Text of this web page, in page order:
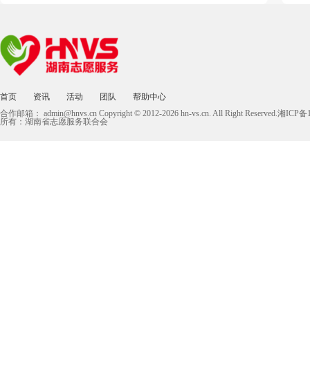
首页 资讯 活动 团队
帮助中心
合作邮箱： admin@hnvs.cn Copyright © 2012-2026 hn-vs.cn. All Right Reserved.湘ICP
所有：湖南省志愿服务联合会